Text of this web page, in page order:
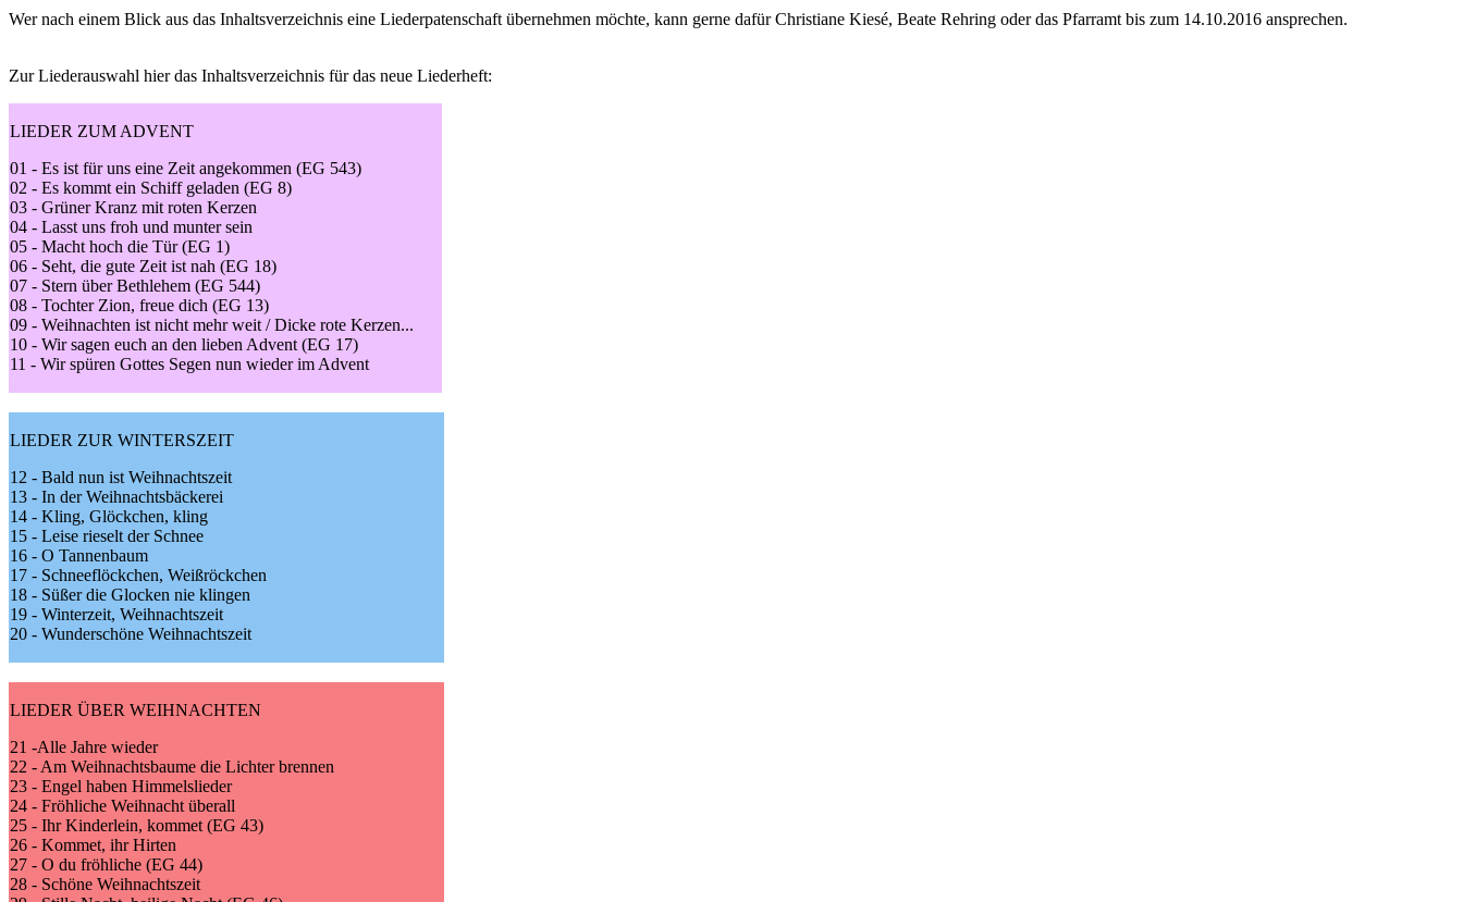
Wer nach einem Blick aus das Inhaltsverzeichnis eine Liederpatenschaft übernehmen möchte, kann gerne dafür Christiane Kiesé, Beate Rehring oder das Pfarramt bis zum 14.10.2016 ansprechen.
Zur Liederauswahl hier das Inhaltsverzeichnis für das neue Liederheft:
LIEDER ZUM ADVENT
01 - Es ist für uns eine Zeit angekommen (EG 543)
02 - Es kommt ein Schiff geladen (EG 8)
03 - Grüner Kranz mit roten Kerzen
04 - Lasst uns froh und munter sein
05 - Macht hoch die Tür (EG 1)
06 - Seht, die gute Zeit ist nah (EG 18)
07 - Stern über Bethlehem (EG 544)
08 - Tochter Zion, freue dich (EG 13)
09 - Weihnachten ist nicht mehr weit / Dicke rote Kerzen...
10 - Wir sagen euch an den lieben Advent (EG 17)
11 - Wir spüren Gottes Segen nun wieder im Advent
LIEDER ZUR WINTERSZEIT
12 - Bald nun ist Weihnachtszeit
13 - In der Weihnachtsbäckerei
14 - Kling, Glöckchen, kling
15 - Leise rieselt der Schnee
16 - O Tannenbaum
17 - Schneeflöckchen, Weißröckchen
18 - Süßer die Glocken nie klingen
19 - Winterzeit, Weihnachtszeit
20 - Wunderschöne Weihnachtszeit
LIEDER ÜBER WEIHNACHTEN
21 -Alle Jahre wieder
22 - Am Weihnachtsbaume die Lichter brennen
23 - Engel haben Himmelslieder
24 - Fröhliche Weihnacht überall
25 - Ihr Kinderlein, kommet (EG 43)
26 - Kommet, ihr Hirten
27 - O du fröhliche (EG 44)
28 - Schöne Weihnachtszeit